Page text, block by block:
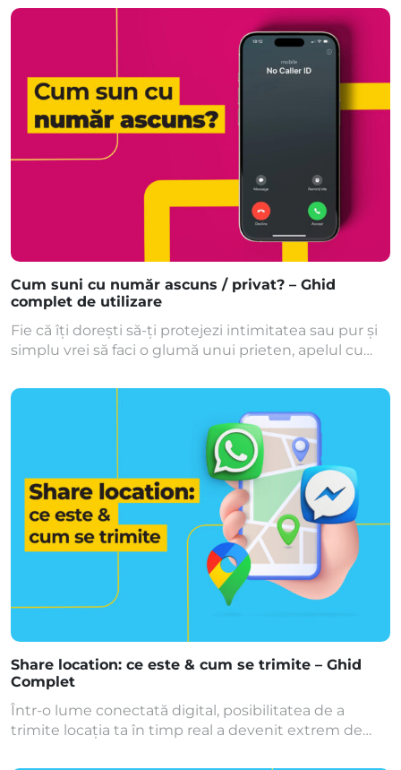
alegem altceva: Circular Monday, ziua în care bun e
mai important decât nou. Pe scurt: ce este Circular
Monday Circular Monday este o inițiativă
internațională care are loc, în fiecare an, în lunea […]
Cum suni cu număr ascuns / privat? – Ghid
complet de utilizare
Fie că îți dorești să-ți protejezi intimitatea sau pur și
simplu vrei să faci o glumă unui prieten, apelul cu
continuare cum poți face asta rapid și fără
complicații. Ce este un număr ascuns? În contextul
telecomunicațiilor, un număr ascuns reprezintă un
apel telefonic efectuat de […]
Share location: ce este & cum se trimite – Ghid
Complet
Într-o lume conectată digital, posibilitatea de a
trimite locația ta în timp real a devenit extrem de